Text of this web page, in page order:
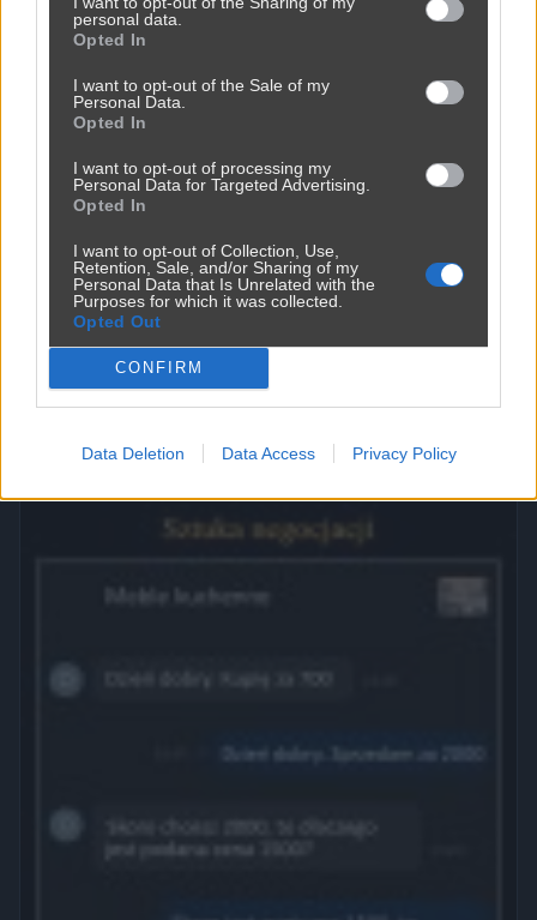
personal data.
Opted In
I want to opt-out of the Sale of my
Personal Data.
Opted In
I want to opt-out of processing my
Personal Data for Targeted Advertising.
Opted In
I want to opt-out of Collection, Use,
Retention, Sale, and/or Sharing of my
Personal Data that Is Unrelated with the
Purposes for which it was collected.
Opted Out
CONFIRM
Data Deletion Data Access Privacy Policy
10 Śmieszne